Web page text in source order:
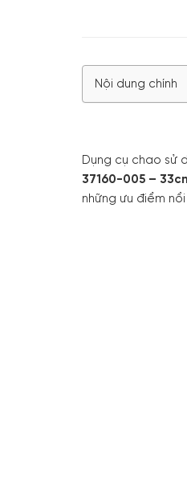
Nội dung chính
Dụng cụ chao sử
37160-005 –
những ưu điểm